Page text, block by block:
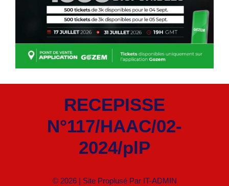
RECEPISSE
N°117/HAAC/02-
2024/plP
© 2026 | Site Proplusé Par IT-ADMIN